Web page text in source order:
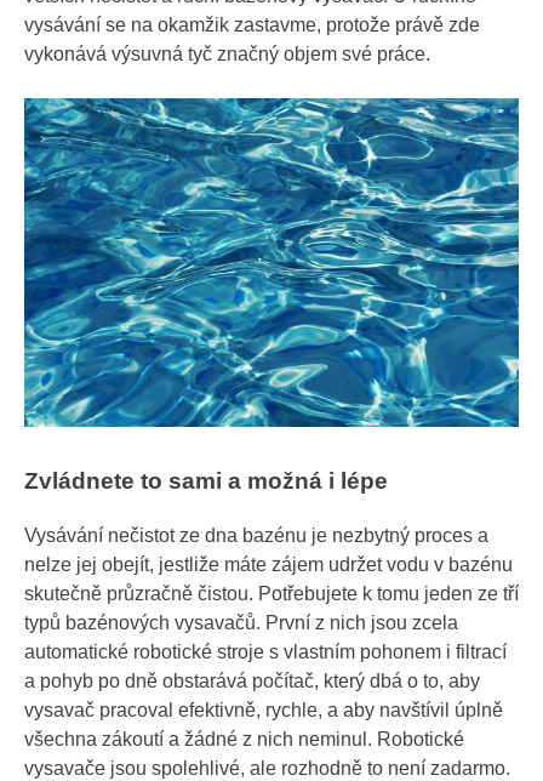
vysávání se na okamžik zastavme, protože právě zde
vykonává výsuvná tyč značný objem své práce.
Zvládnete to sami a možná i lépe
Vysávání nečistot ze dna bazénu je nezbytný proces a
nelze jej obejít, jestliže máte zájem udržet vodu v bazénu
skutečně průzračně čistou. Potřebujete k tomu jeden ze tří
typů bazénových vysavačů. První z nich jsou zcela
automatické robotické stroje s vlastním pohonem i filtrací
a pohyb po dně obstarává počítač, který dbá o to, aby
vysavač pracoval efektivně, rychle, a aby navštívil úplně
všechna zákoutí a žádné z nich neminul. Robotické
vysavače jsou spolehlivé, ale rozhodně to není zadarmo.